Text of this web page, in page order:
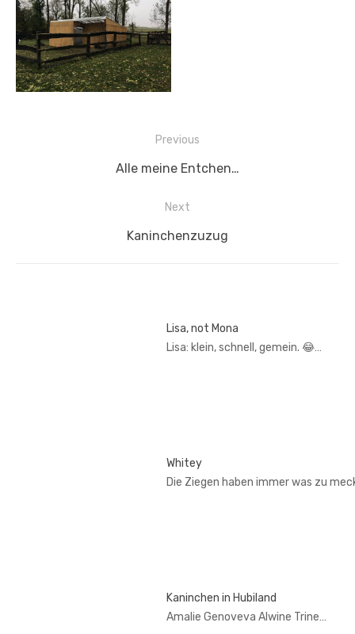
Beitragsnavigation
Previous
Previous
Alle meine Entchen…
Next
Next
Kaninchenzuzug
Lisa, not Mona
Lisa: klein, schnell, gemein. 😂…
Whitey
Die Ziegen haben immer was zu
Kaninchen in Hubiland
Amalie Genoveva Alwine Trine…